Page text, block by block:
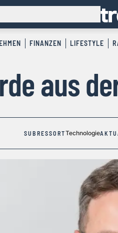
FINANZEN LIFESTYLE
aus
SUBRESSORTTechnologie